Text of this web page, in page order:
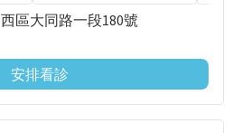
區大同路一段180號
安排看診